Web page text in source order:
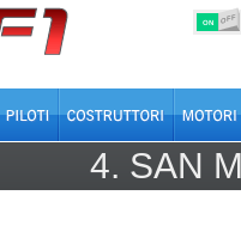
ON OFF
4. SAN